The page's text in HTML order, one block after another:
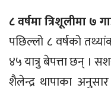
८ वर्षमा त्रिशूलीमा ७
पछिल्लो ८ वर्षको
४५ यात्रु बेपत्ता छन् ।
शैलेन्द्र थापाका